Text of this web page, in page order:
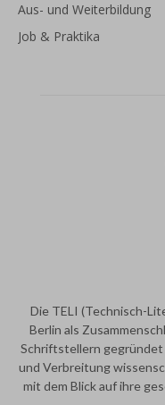
Aus- und Weiterbildung
Job & Praktika
Die TELI (Technisch-
Berlin als
Schriftstellern gegründet
und Verbreitung
mit dem Blick auf ihre